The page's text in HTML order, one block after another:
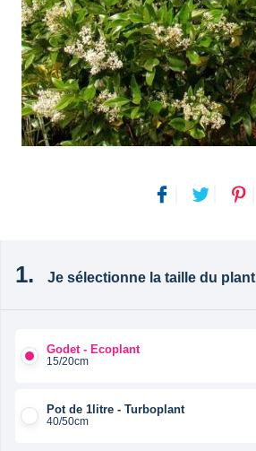
Je sélectionne la taille du plant
Godet - Ecoplant
15/20cm
Pot de 1litre - Turboplant
40/50cm